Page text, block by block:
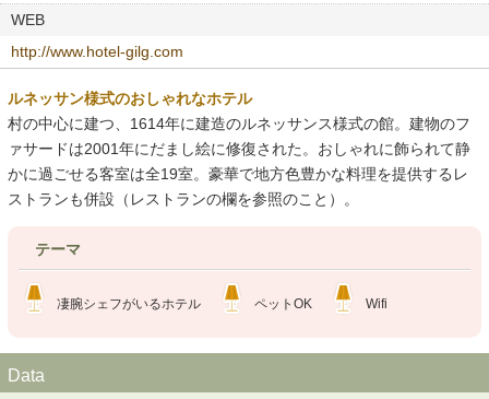
WEB
http://www.hotel-gilg.com
ルネッサン様式のおしゃれなホテル
村の中心に建つ、1614年に建造のルネッサンス様式の館。建物のフ
ァサードは2001年にだまし絵に修復された。おしゃれに飾られて静
かに過ごせる客室は全19室。豪華で地方色豊かな料理を提供するレ
ストランも併設（レストランの欄を参照のこと）。
テーマ
凄腕シェフがいるホテル ペットOK Wifi
Data